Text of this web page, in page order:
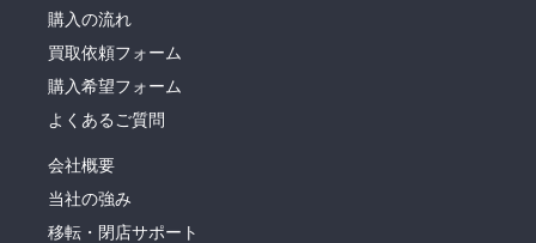
購入の流れ
買取依頼フォーム
購入希望フォーム
よくあるご質問
会社概要
当社の強み
移転・閉店サポート